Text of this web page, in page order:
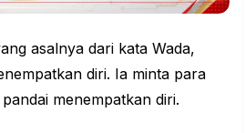
asalnya dari kata Wada,
diri. Ia minta para
menempatkan diri.